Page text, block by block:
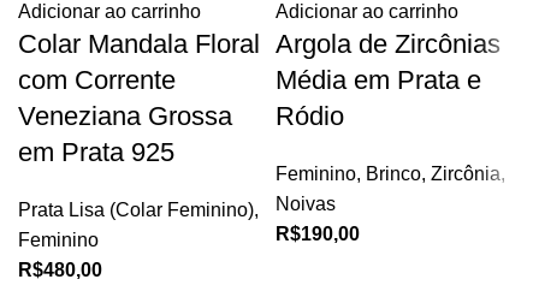
Adicionar ao carrinho
Colar Mandala Floral
com Corrente
Veneziana Grossa
em Prata 925
Prata Lisa (Colar Feminino),
Feminino
R$480,00
Adicionar ao carrinho
Argola de Zircônias
Média em Prata e
Ródio
Feminino, Brinco, Zircônia,
Noivas
R$190,00